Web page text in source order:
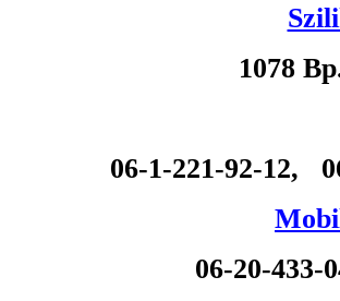
1078
06-1-221-92-12,
06-20-